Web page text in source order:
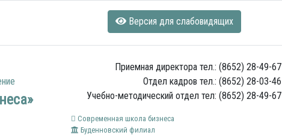
Версия для слабовидящих
Приемная директора тел.: (8652) 28-49-67
Отдел кадров тел.: (8652) 28-03-46
Учебно-методический отдел тел: (8652) 28-49-67
Современная школа бизнеса
Буденновский филиал